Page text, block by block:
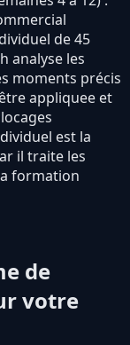
de 45
analyse les
moments précis
appliquee et
est la
il traite les
formation
de
votre